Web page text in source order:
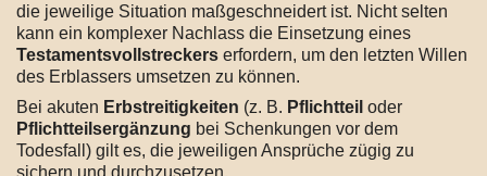
die jeweilige Situation maßgeschneidert ist. Nicht selten
kann ein komplexer Nachlass die Einsetzung eines
Testamentsvollstreckers erfordern, um den letzten Willen
des Erblassers umsetzen zu können.
Bei akuten Erbstreitigkeiten (z. B. Pflichtteil oder
Pflichtteilsergänzung bei Schenkungen vor dem
Todesfall) gilt es, die jeweiligen Ansprüche zügig zu
sichern und durchzusetzen.